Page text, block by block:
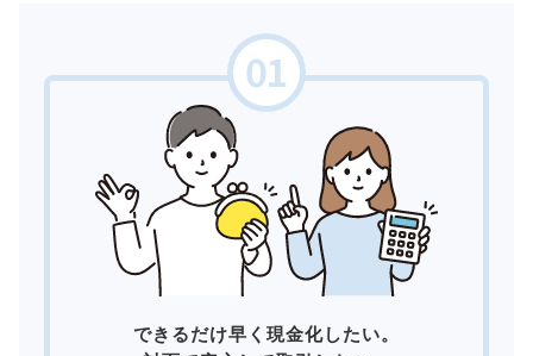
できるだけ早く現金化したい。